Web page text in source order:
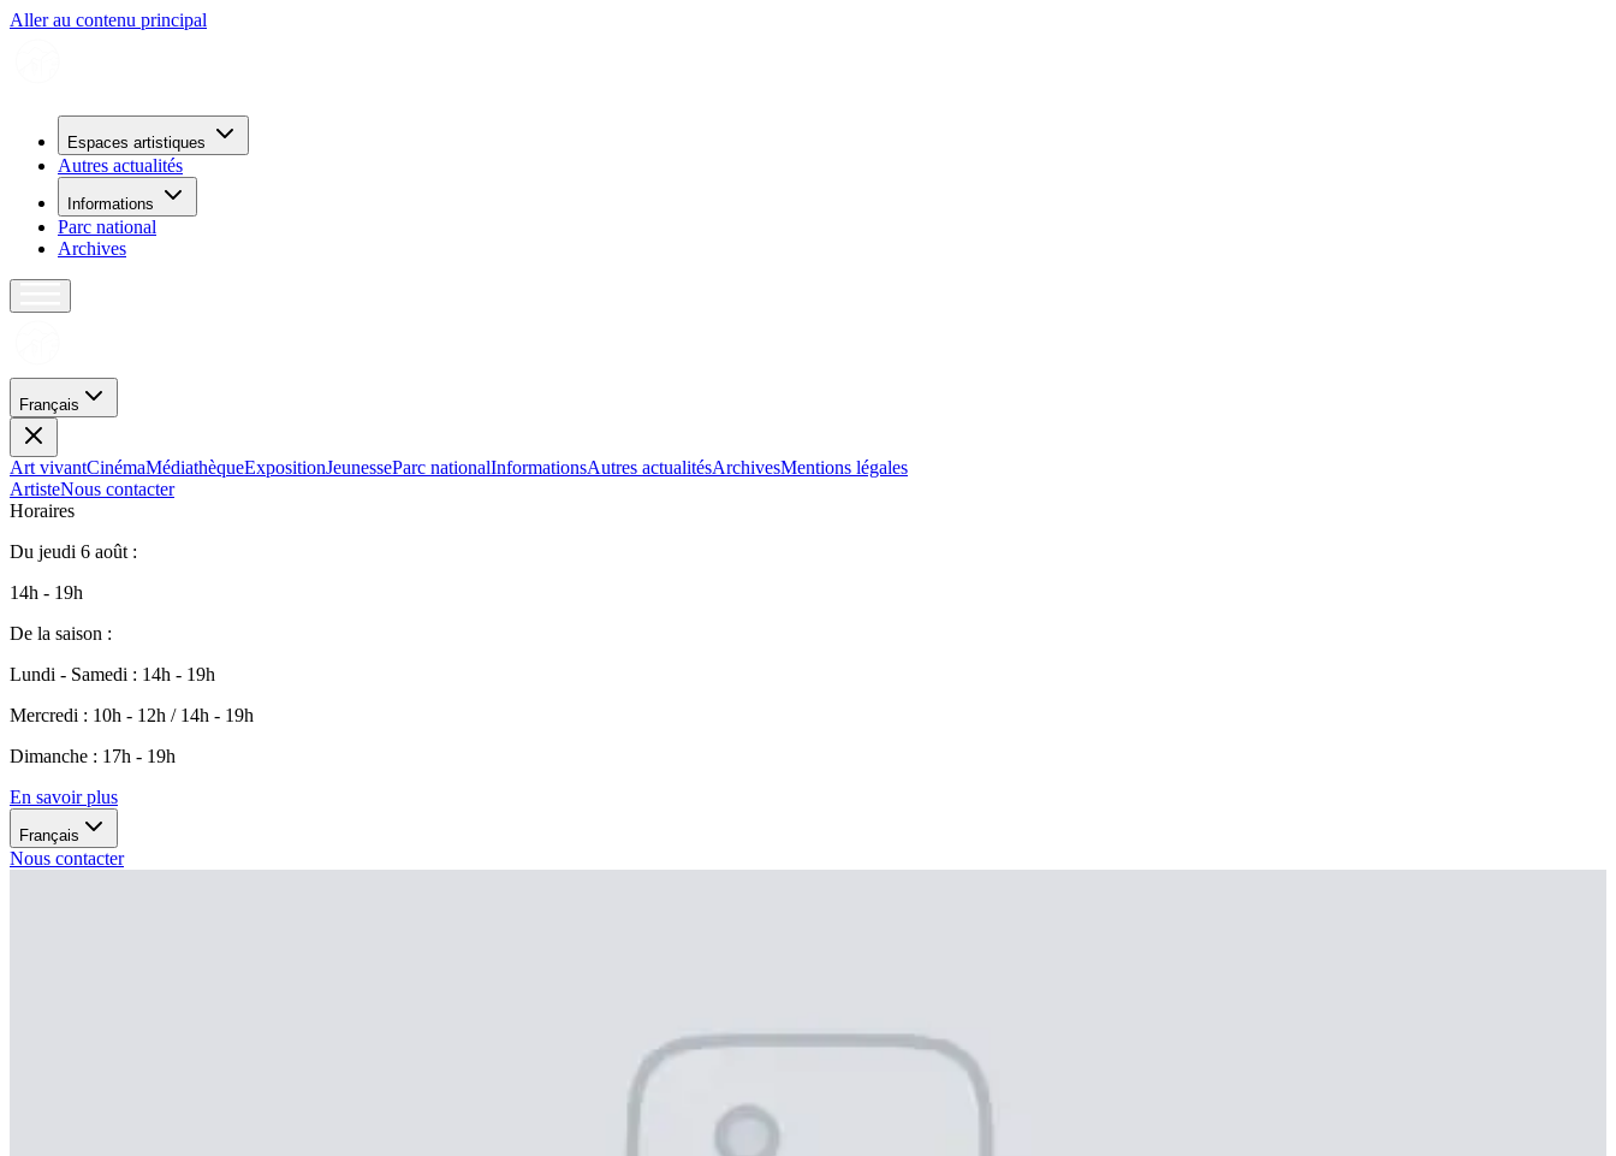
Aller au contenu principal
Espaces artistiques
Autres actualités
Informations
Parc national
Archives
Français
Art vivantCinémaMédiathèqueExpositionJeunesseParc nationalInformationsAutres actualitésArchivesMentions légales
ArtisteNous contacter
Horaires
Du jeudi 6 août :
14h - 19h
De la saison :
Lundi - Samedi : 14h - 19h
Mercredi : 10h - 12h / 14h - 19h
Dimanche : 17h - 19h
En savoir plus
Français
Nous contacter